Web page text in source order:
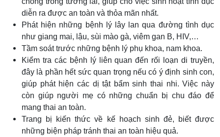
diễn ra được an toàn và thỏa mãn nhất.
Phát hiện những bệnh lý lây lan qua đường tình dục
như giang mai, lậu, sùi mào gà, viêm gan B, HIV,…
Tầm soát trước những bệnh lý phụ khoa, nam khoa.
Kiểm tra các bệnh lý liên quan đến rối loạn di truyền,
đây là phần hết sức quan trọng nếu có ý định sinh con,
giúp phát hiện các dị tật bẩm sinh thai nhi. Việc này
còn giúp người mẹ có những chuẩn bị chu đáo để
mang thai an toàn.
Trang bị kiến thức về kế hoạch sinh đẻ, biết được
những biện pháp tránh thai an toàn hiệu quả.